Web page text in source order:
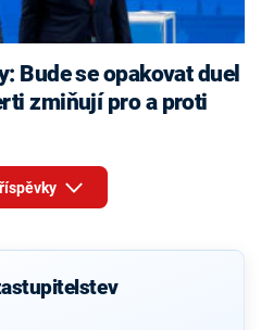
zmiňují pro a proti